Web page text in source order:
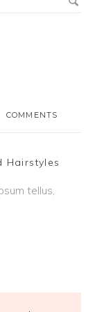
COMMENTS
Hairstyles
tellus,